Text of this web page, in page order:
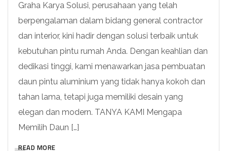
Graha Karya Solusi, perusahaan yang telah
berpengalaman dalam bidang general contractor
dan interior, kini hadir dengan solusi terbaik untuk
kebutuhan pintu rumah Anda. Dengan keahlian dan
dedikasi tinggi, kami menawarkan jasa pembuatan
daun pintu aluminium yang tidak hanya kokoh dan
tahan lama, tetapi juga memiliki desain yang
elegan dan modern. TANYA KAMI Mengapa
Memilih Daun […]
READ MORE